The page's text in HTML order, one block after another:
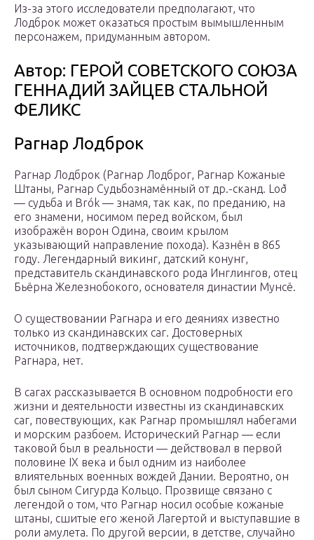
Из-за этого исследователи предполагают, что
Лодброк может оказаться простым вымышленным
персонажем, придуманным автором.
Автор: ГЕРОЙ СОВЕТСКОГО СОЮЗА
ГЕННАДИЙ ЗАЙЦЕВ СТАЛЬНОЙ
ФЕЛИКС
Рагнар Лодброк
Рагнар Лодброк (Рагнар Лодброг, Рагнар Кожаные
Штаны, Рагнар Судьбознамённый от др.-сканд. Loð
— судьба и Brók — знамя, так как, по преданию, на
его знамени, носимом перед войском, был
изображён ворон Одина, своим крылом
указывающий направление похода). Казнён в 865
году. Легендарный викинг, датский конунг,
представитель скандинавского рода Инглингов, отец
Бьёрна Железнобокого, основателя династии Мунсё.
О существовании Рагнара и его деяниях известно
только из скандинавских саг. Достоверных
источников, подтверждающих существование
Рагнара, нет.
В сагах рассказывается В основном подробности его
жизни и деятельности известны из скандинавских
саг, повествующих, как Рагнар промышлял набегами
и морским разбоем. Исторический Рагнар — если
таковой был в реальности — действовал в первой
половине IX века и был одним из наиболее
влиятельных военных вождей Дании. Вероятно, он
был сыном Сигурда Кольцо. Прозвище связано с
легендой о том, что Рагнар носил особые кожаные
штаны, сшитые его женой Лагертой и выступавшие в
роли амулета. По другой версии, в детстве, случайно